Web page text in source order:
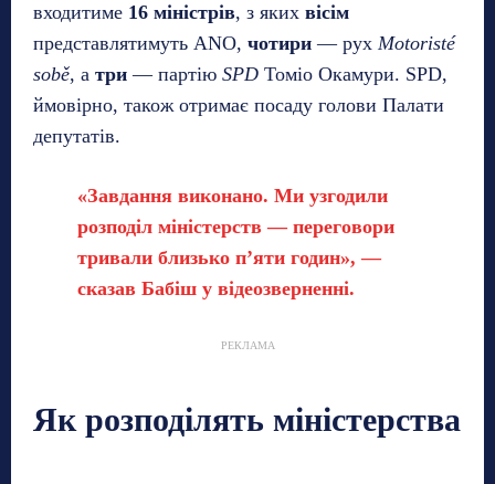
входитиме 16 міністрів, з яких вісім
представлятимуть ANO, чотири — рух Motoristé
sobě, а три — партію SPD Томіо Окамури. SPD,
ймовірно, також отримає посаду голови Палати
депутатів.
«Завдання виконано. Ми узгодили
розподіл міністерств — переговори
тривали близько п’яти годин», —
сказав Бабіш у відеозверненні.
РЕКЛАМА
Як розподілять міністерства